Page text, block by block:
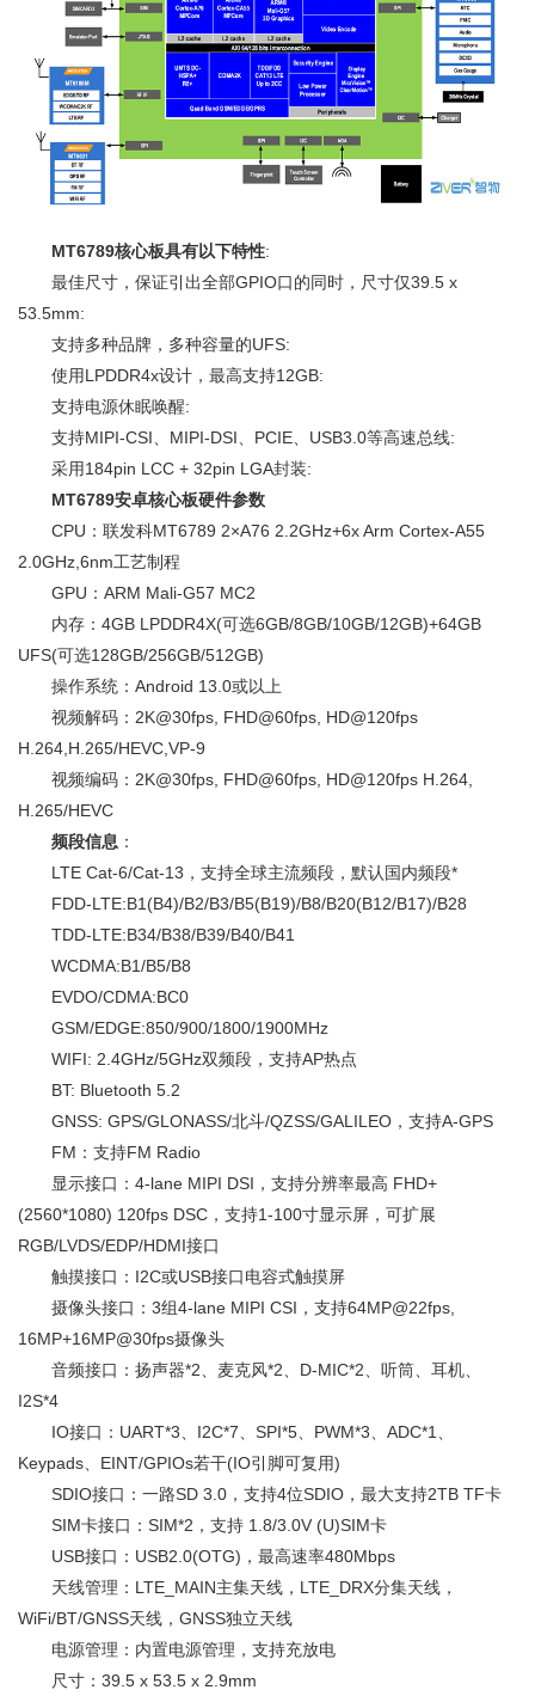
MT6789核心板具有以下特性:
最佳尺寸，保证引出全部GPIO口的同时，尺寸仅39.5 x
53.5mm:
支持多种品牌，多种容量的UFS:
使用LPDDR4x设计，最高支持12GB:
支持电源休眠唤醒:
支持MIPI-CSI、MIPI-DSI、PCIE、USB3.0等高速总线:
采用184pin LCC + 32pin LGA封装:
MT6789安卓核心板硬件参数
CPU：联发科MT6789 2×A76 2.2GHz+6x Arm Cortex-A55
2.0GHz,6nm工艺制程
GPU：ARM Mali-G57 MC2
内存：4GB LPDDR4X(可选6GB/8GB/10GB/12GB)+64GB
UFS(可选128GB/256GB/512GB)
操作系统：Android 13.0或以上
视频解码：2K@30fps, FHD@60fps, HD@120fps
H.264,H.265/HEVC,VP-9
视频编码：2K@30fps, FHD@60fps, HD@120fps H.264,
H.265/HEVC
频段信息 ：
LTE Cat-6/Cat-13，支持全球主流频段，默认国内频段*
FDD-LTE:B1(B4)/B2/B3/B5(B19)/B8/B20(B12/B17)/B28
TDD-LTE:B34/B38/B39/B40/B41
WCDMA:B1/B5/B8
EVDO/CDMA:BC0
GSM/EDGE:850/900/1800/1900MHz
WIFI: 2.4GHz/5GHz双频段，支持AP热点
BT: Bluetooth 5.2
GNSS: GPS/GLONASS/北斗/QZSS/GALILEO，支持A-GPS
FM：支持FM Radio
显示接口：4-lane MIPI DSI，支持分辨率最高 FHD+
(2560*1080) 120fps DSC，支持1-100寸显示屏，可扩展
RGB/LVDS/EDP/HDMI接口
触摸接口：I2C或USB接口电容式触摸屏
摄像头接口：3组4-lane MIPI CSI，支持64MP@22fps,
16MP+16MP@30fps摄像头
音频接口：扬声器*2、麦克风*2、D-MIC*2、听筒、耳机、
I2S*4
IO接口：UART*3、I2C*7、SPI*5、PWM*3、ADC*1、
Keypads、EINT/GPIOs若干(IO引脚可复用)
SDIO接口：一路SD 3.0，支持4位SDIO，最大支持2TB TF卡
SIM卡接口：SIM*2，支持 1.8/3.0V (U)SIM卡
USB接口：USB2.0(OTG)，最高速率480Mbps
天线管理：LTE_MAIN主集天线，LTE_DRX分集天线，
WiFi/BT/GNSS天线，GNSS独立天线
电源管理：内置电源管理，支持充放电
尺寸：39.5 x 53.5 x 2.9mm